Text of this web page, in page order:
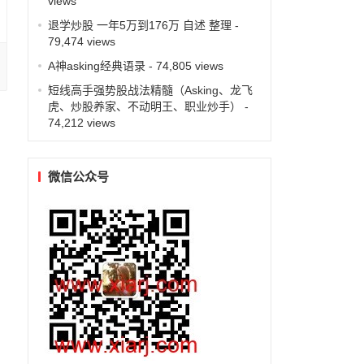
退学炒股 一年5万到176万 自述 整理 -
79,474 views
A神asking经典语录- 74,805 views
短线高手强势股战法精髓（Asking、龙飞
虎、炒股养家、不动明王、职业炒手）
-
74,212 views
微信公众号